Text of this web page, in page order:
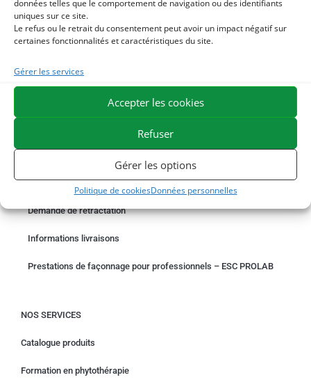
données telles que le comportement de navigation ou des identifiants
uniques sur ce site.
Le refus ou le retrait du consentement peut avoir un impact négatif sur
certaines fonctionnalités et caractéristiques du site.
Gérer les services
Accepter les cookies
Refuser
Gérer les options
Politique de cookiesDonnées personnelles
PLANTES
3 HARPAGOPHYTUM - RAIDEURS ET SENSIBILITÉ
EXPÉDITION EN 48/72H
LIVRAISON OFFERTE EN FRANCE DÈS 75 €
PAIEMENT SÉCURISÉ
BESOIN D'AIDE ?
Un problème avec votre commande ?
Demande de rétractation
Informations livraisons
Prestations de façonnage pour professionnels – ESC PROLAB
NOS SERVICES
Catalogue produits
Formation en phytothérapie